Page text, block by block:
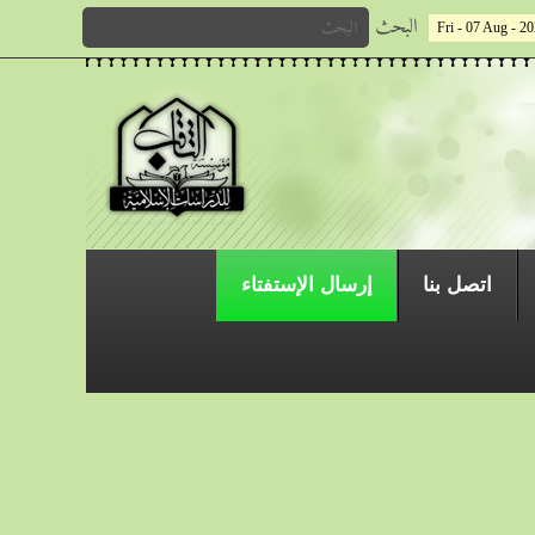
البحث Fri - 07 Aug -
اتصل بنا إرسال الإستفتاء